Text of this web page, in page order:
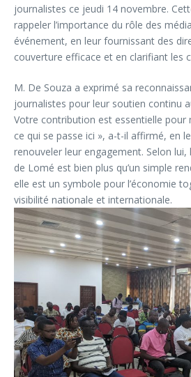
journalistes ce jeudi 14 novembre.
rappeler l’importance du rôle des
événement, en leur fournissant des
couverture efficace et en clarifiant les
M. De Souza a exprimé sa
journalistes pour leur soutien continu
Votre contribution est essentielle
ce qui se passe ici », a-t-il affirmé, en
renouveler leur engagement. Selon
de Lomé est bien plus qu’un simple
elle est un symbole pour l’économie
visibilité nationale et internationale.